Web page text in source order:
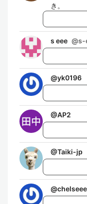
き。
s eee @s-
@yk0196
@AP2
@Taiki-jp
@